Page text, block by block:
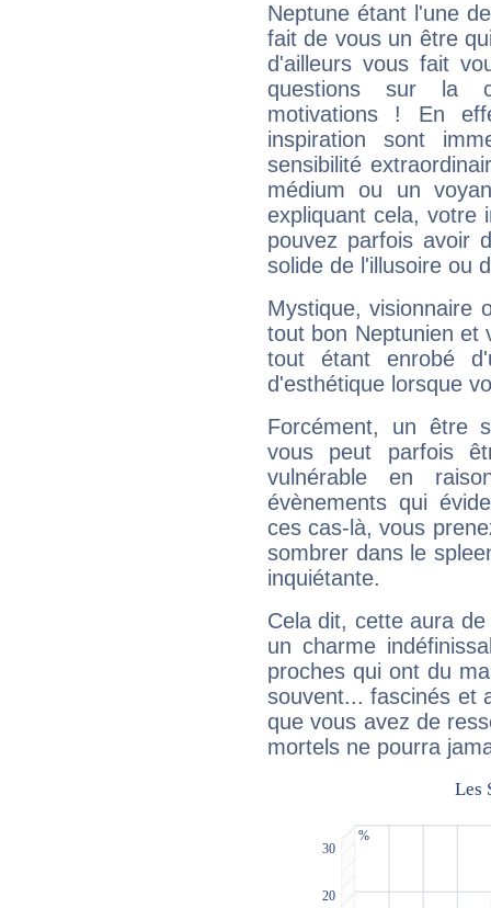
Neptune étant l'une
fait de vous un être
d'ailleurs vous fait
questions sur la
motivations ! En
inspiration sont
sensibilité
médium ou un
expliquant cela, votre
pouvez parfois avoir
solide de l'illusoire ou
Mystique, visionnaire
tout bon Neptunien et
tout étant enrobé
d'esthétique lorsque
Forcément, un être
vous peut parfois
vulnérable en
évènements qui
ces cas-là, vous
sombrer dans le
inquiétante.
Cela dit, cette aura
un charme
proches qui ont du
souvent... fascinés et
que vous avez de
mortels ne pourra